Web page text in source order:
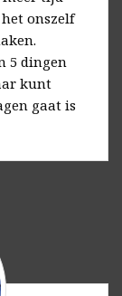
onszelf
5 dingen
kunt
gaat is